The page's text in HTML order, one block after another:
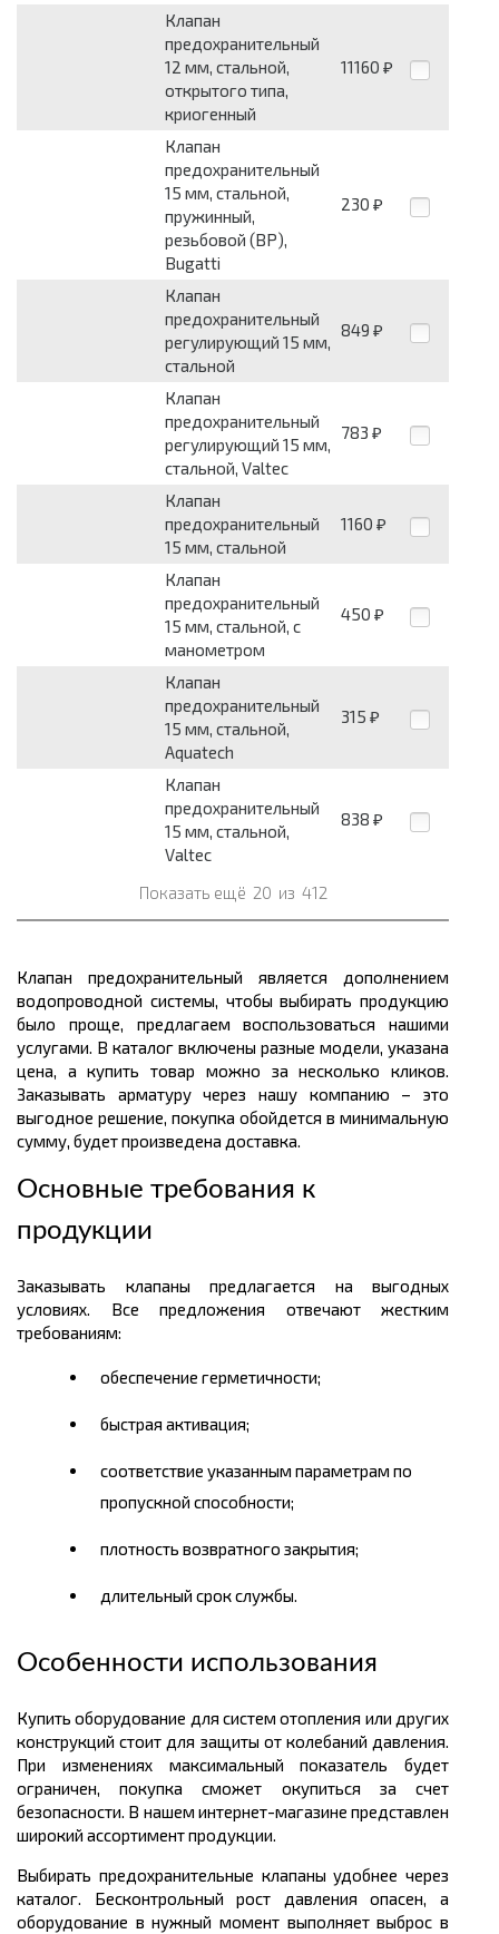
Клапан
предохранительный
12 мм, стальной,
открытого типа,
криогенный
11160 ₽
Клапан
предохранительный
15 мм, стальной,
пружинный,
резьбовой (ВР),
Bugatti
230 ₽
Клапан
предохранительный
регулирующий 15 мм,
стальной
849 ₽
Клапан
предохранительный
регулирующий 15 мм,
стальной, Valtec
783 ₽
Клапан
предохранительный
15 мм, стальной
1160 ₽
Клапан
предохранительный
15 мм, стальной, с
манометром
450 ₽
Клапан
предохранительный
15 мм, стальной,
Aquatech
315 ₽
Клапан
предохранительный
15 мм, стальной,
Valtec
838 ₽
Показать ещё 20 из 412
Клапан предохранительный является дополнением
водопроводной системы, чтобы выбирать продукцию
было проще, предлагаем воспользоваться нашими
услугами. В каталог включены разные модели, указана
цена, а купить товар можно за несколько кликов.
Заказывать арматуру через нашу компанию – это
выгодное решение, покупка обойдется в минимальную
сумму, будет произведена доставка.
Основные требования к
продукции
Заказывать клапаны предлагается на выгодных
условиях. Все предложения отвечают жестким
требованиям:
обеспечение герметичности;
быстрая активация;
соответствие указанным параметрам по
пропускной способности;
плотность возвратного закрытия;
длительный срок службы.
Особенности использования
Купить оборудование для систем отопления или других
конструкций стоит для защиты от колебаний давления.
При изменениях максимальный показатель будет
ограничен, покупка сможет окупиться за счет
безопасности. В нашем интернет-магазине представлен
широкий ассортимент продукции.
Выбирать предохранительные клапаны удобнее через
каталог. Бесконтрольный рост давления опасен, а
оборудование в нужный момент выполняет выброс в